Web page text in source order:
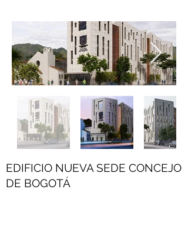
EDIFICIO NUEVA SEDE CONCEJO
DE BOGOTÁ